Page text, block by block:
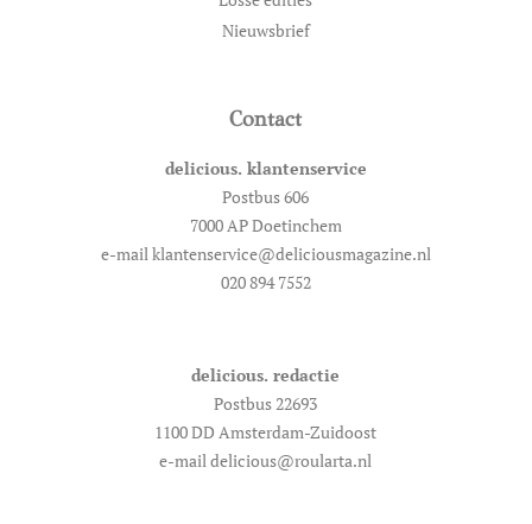
Nieuwsbrief
Contact
delicious. klantenservice
Postbus 606
7000 AP Doetinchem
e-mail klantenservice@deliciousmagazine.nl
020 894 7552
delicious. redactie
Postbus 22693
1100 DD Amsterdam-Zuidoost
e-mail delicious@roularta.nl